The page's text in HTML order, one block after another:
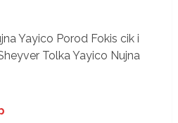
Yayico Porod Fokis cik i
Tolka Yayico Nujna